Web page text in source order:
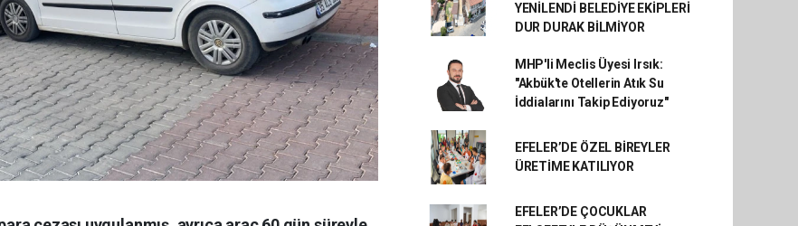
YENİLENDİ BELEDİYE EKİPLERİ
DUR DURAK BİLMİYOR
MHP'li Meclis Üyesi Irsık:
"Akbük'te Otellerin Atık Su
İddialarını Takip Ediyoruz"
EFELER’DE ÖZEL BİREYLER
ÜRETİME KATILIYOR
EFELER’DE ÇOCUKLAR